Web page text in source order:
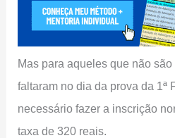
Mas para aqueles que não
faltaram no dia da prova da 1ª
necessário fazer a inscrição
taxa de 320 reais.